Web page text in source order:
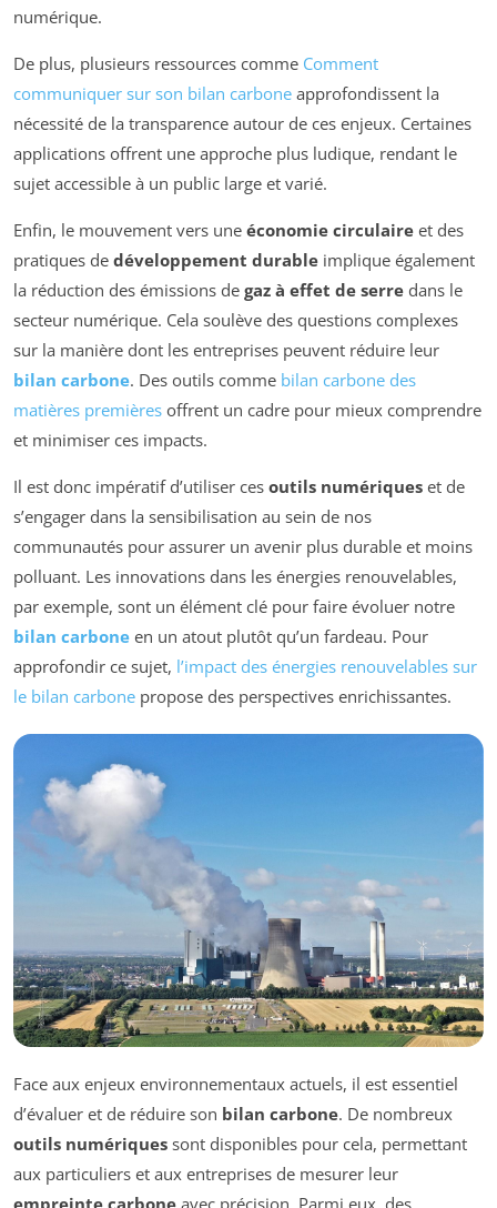
numérique.
De plus, plusieurs ressources comme Comment
communiquer sur son bilan carbone approfondissent la
nécessité de la transparence autour de ces enjeux. Certaines
applications offrent une approche plus ludique, rendant le
sujet accessible à un public large et varié.
Enfin, le mouvement vers une économie circulaire et des
pratiques de développement durable implique également
la réduction des émissions de gaz à effet de serre dans le
secteur numérique. Cela soulève des questions complexes
sur la manière dont les entreprises peuvent réduire leur
bilan carbone. Des outils comme bilan carbone des
matières premières offrent un cadre pour mieux comprendre
et minimiser ces impacts.
Il est donc impératif d’utiliser ces outils numériques et de
s’engager dans la sensibilisation au sein de nos
communautés pour assurer un avenir plus durable et moins
polluant. Les innovations dans les énergies renouvelables,
par exemple, sont un élément clé pour faire évoluer notre
bilan carbone en un atout plutôt qu’un fardeau. Pour
approfondir ce sujet, l’impact des énergies renouvelables sur
le bilan carbone propose des perspectives enrichissantes.
Face aux enjeux environnementaux actuels, il est essentiel
d’évaluer et de réduire son bilan carbone. De nombreux
outils numériques sont disponibles pour cela, permettant
aux particuliers et aux entreprises de mesurer leur